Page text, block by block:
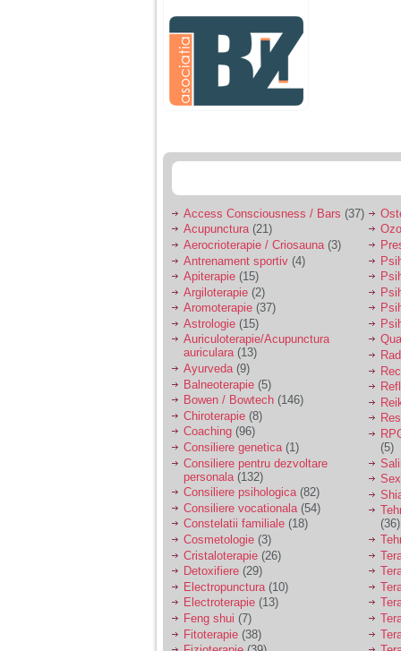
agresiva, orice
greseala era taxata cu
o palma sau pedepse.
De 4 ani am o relatie
serioasa cu un barbat
sa se manifeste o
Ma aflu aici pentru ca
vreau sa stiu daca am
nevoie de un psiholog
sau psihiatru.
Sunt casatorita, am
31 de ani si un copil in
varsta de 2 ani care
mi-e lumina ochilor.
De ceva timp simt ca
mi s-a adunat
oboseala, o oboseala
cronica de care nu pot
scapa si simt ca din
cauza ei nu pot
controla nervii si
cateodata are copilul
de suferit.
Am o bariera peste
care nu pot trece:
prietena mea a ramas
insarcinata cu o fata.
Am fost de comun
acord sa facem un
copil, cu gandul ca e
baiat.
Access Consciousness / Bars (37)
Acupunctura(21)
Aerocrioterapie / Criosauna (3)
Antrenament sportiv (4)
Apiterapie (15)
Argiloterapie (2)
Aromoterapie (37)
Astrologie (15)
Auriculoterapie/Acupunctura
auriculara(13)
Ayurveda(9)
Balneoterapie (5)
Bowen / Bowtech (146)
Chiroterapie (8)
Coaching (96)
Consiliere genetica(1)
Consiliere pentru dezvoltare
personala (132)
Consiliere psihologica(82)
Consiliere vocationala (54)
Constelatii familiale (18)
Cosmetologie (3)
Cristaloterapie (26)
Detoxifiere (29)
Electropunctura (10)
Electroterapie (13)
Feng shui (7)
Fitoterapie (38)
(5)
(36)